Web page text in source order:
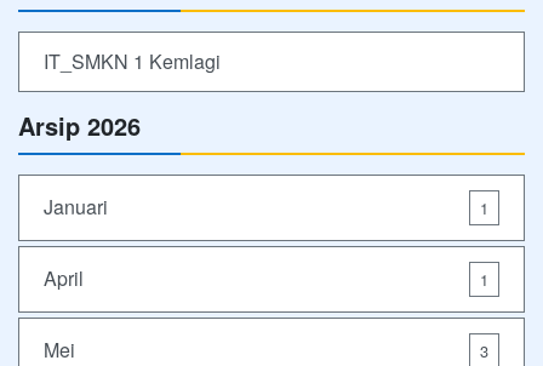
IT_SMKN 1 Kemlagi
Arsip 2026
Januari 1
April 1
Mei 3